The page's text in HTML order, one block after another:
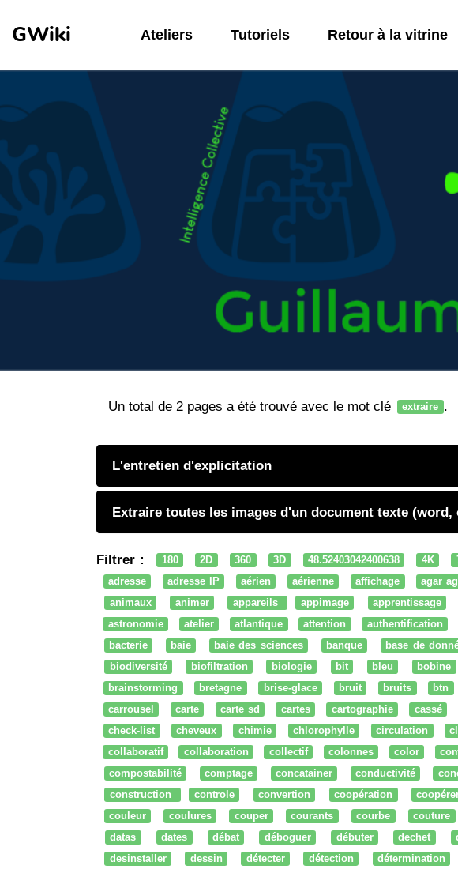
GWiki Ateliers Tutoriels Retour à la vitrine
Un total de 2 pages a été trouvé avec le mot clé extraire .
L'entretien d'explicitation
Extraire toutes les images d'un document texte (word,
Filtrer : 180 2D 360 3D 48.52403042400638 4K
adresse
adresse IP aérien aérienne affichage agar
animaux
animer appareils appimage apprentissage
astronomie
atelier atlantique attention authentification
bacterie
baie baie des sciences banque base de
biodiversité
biofiltration biologie bit bleu bobine
brainstorming
bretagne brise-glace bruit bruits btn
carrousel
carte carte sd cartes cartographie cassé
check-list
cheveux chimie chlorophylle circulation
collaboratif
collaboration collectif colonnes color
compostabilité
comptage concatainer conductivité
construction
controle convertion coopération
couleur
coulures couper courants courbe couture
datas
dates débat déboguer débuter dechet
desinstaller
dessin détecter détection détermination